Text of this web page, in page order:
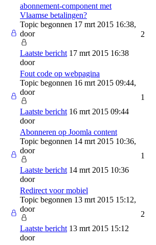
abonnement-component met
Vlaamse betalingen?
Topic begonnen 17 mrt 2015 16:38,
door
Laatste bericht 17 mrt 2015 16:38
door
2
Fout code op webpagina
Topic begonnen 16 mrt 2015 09:44,
door
Laatste bericht 16 mrt 2015 09:44
door
1
Abonneren op Joomla content
Topic begonnen 14 mrt 2015 10:36,
door
Laatste bericht 14 mrt 2015 10:36
door
1
Redirect voor mobiel
Topic begonnen 13 mrt 2015 15:12,
door
Laatste bericht 13 mrt 2015 15:12
door
2